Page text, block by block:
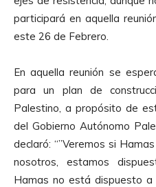
participará en aquella
este 26 de Febrero.
En aquella reunión se
para un plan de
Palestino, a propósito de
del Gobierno Autónomo
declaró: “”Veremos si
nosotros, estamos
Hamas no está dispuesto